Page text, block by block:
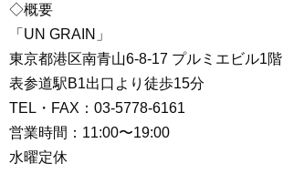
◇概要
「UN GRAIN」
東京都港区南青山6-8-17 プルミエビル1階
表参道駅B1出口より徒歩15分
TEL・FAX：03-5778-6161
営業時間：11:00〜19:00
水曜定休